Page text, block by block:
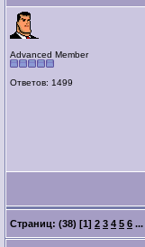
Advanced Member
Ответов: 1499
Страниц: (38) [1] 2 3 4 5 6 ...